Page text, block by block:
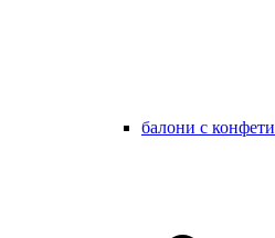
балони с конфети